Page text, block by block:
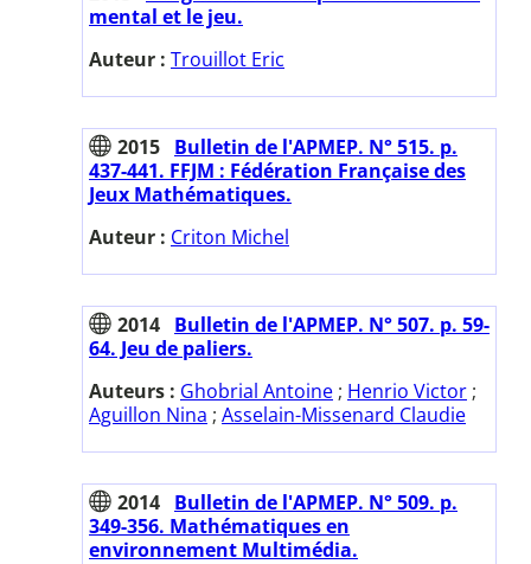
mental et le jeu.
Auteur : Trouillot Eric
2015 Bulletin de l'APMEP. N° 515. p.
437-441. FFJM : Fédération Française des
Jeux Mathématiques.
Auteur : Criton Michel
2014 Bulletin de l'APMEP. N° 507. p. 59-
64. Jeu de paliers.
Auteurs : Ghobrial Antoine ; Henrio Victor ;
Aguillon Nina ; Asselain-Missenard Claudie
2014 Bulletin de l'APMEP. N° 509. p.
349-356. Mathématiques en
environnement Multimédia.